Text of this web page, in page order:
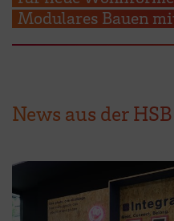
Modulares Bauen
News aus der HSB